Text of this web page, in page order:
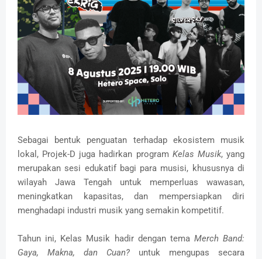
Sebagai bentuk penguatan terhadap ekosistem musik
lokal, Projek-D juga hadirkan program Kelas Musik, yang
merupakan sesi edukatif bagi para musisi, khususnya di
wilayah Jawa Tengah untuk memperluas wawasan,
meningkatkan kapasitas, dan mempersiapkan diri
menghadapi industri musik yang semakin kompetitif.
Tahun ini, Kelas Musik hadir dengan tema Merch Band:
Gaya, Makna, dan Cuan? untuk mengupas secara